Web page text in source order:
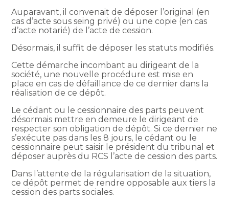
Auparavant, il convenait de déposer l’original (en
cas d’acte sous seing privé) ou une copie (en cas
d’acte notarié) de l’acte de cession.
Désormais, il suffit de déposer les statuts modifiés.
Cette démarche incombant au dirigeant de la
société, une nouvelle procédure est mise en
place en cas de défaillance de ce dernier dans la
réalisation de ce dépôt.
Le cédant ou le cessionnaire des parts peuvent
désormais mettre en demeure le dirigeant de
respecter son obligation de dépôt. Si ce dernier ne
s’exécute pas dans les 8 jours, le cédant ou le
cessionnaire peut saisir le président du tribunal et
déposer auprès du RCS l’acte de cession des parts.
Dans l’attente de la régularisation de la situation,
ce dépôt permet de rendre opposable aux tiers la
cession des parts sociales.